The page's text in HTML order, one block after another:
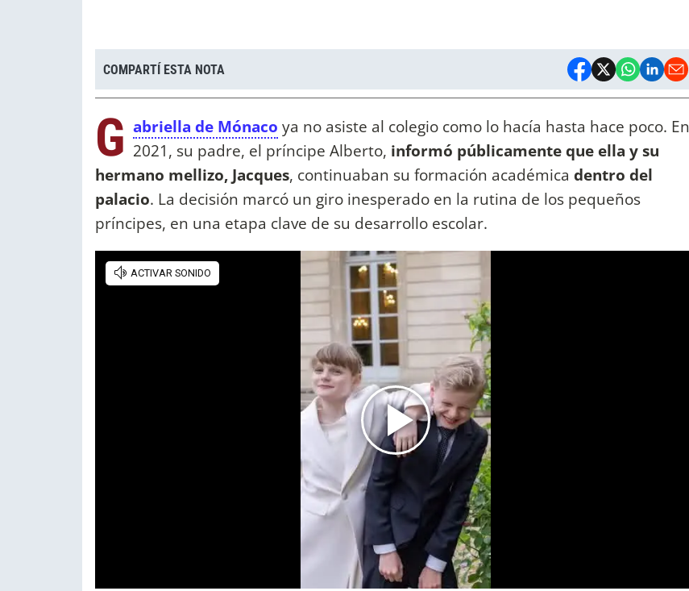
COMPARTÍ ESTA NOTA
G abriella de Mónaco ya no asiste al colegio como lo hacía hasta hace poco. En
2021, su padre, el príncipe Alberto, informó públicamente que ella y su
hermano mellizo, Jacques, continuaban su formación académica dentro del
palacio. La decisión marcó un giro inesperado en la rutina de los pequeños
príncipes, en una etapa clave de su desarrollo escolar.